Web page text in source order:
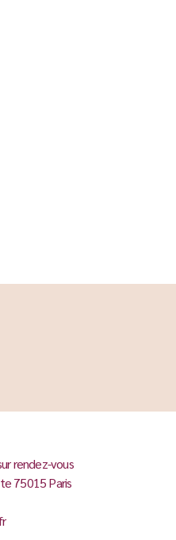
rendez-vous
75015 Paris